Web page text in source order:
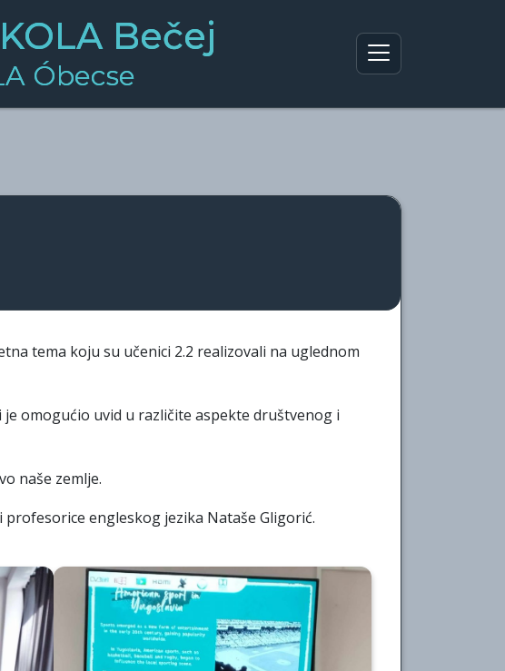
Bečej
Óbecse
tema koju su učenici 2.2 realizovali na uglednom
omogućio uvid u različite aspekte društvenog i
naše zemlje.
engleskog jezika Nataše Gligorić.